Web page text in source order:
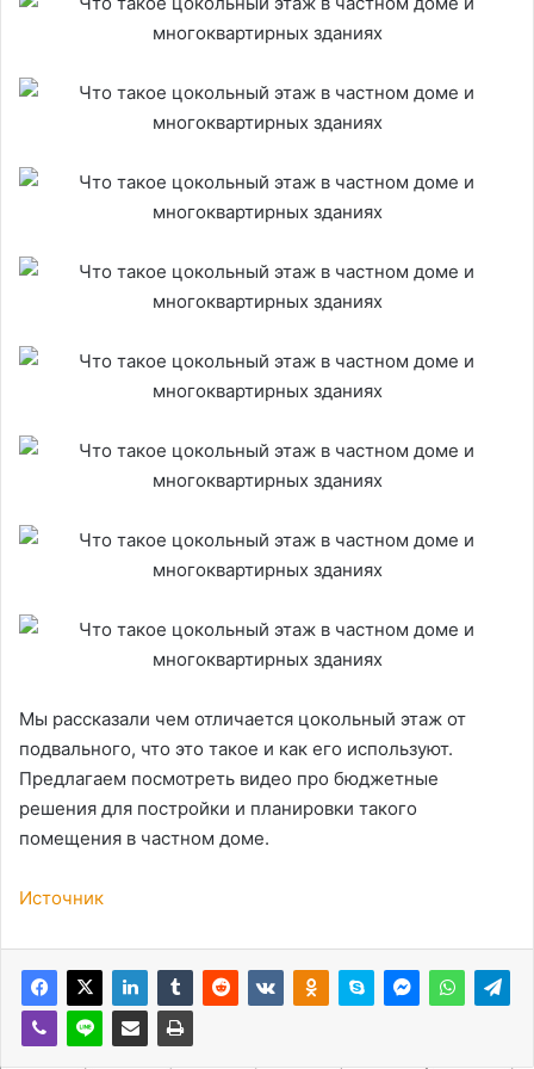
Мы рассказали чем отличается цокольный этаж от
подвального, что это такое и как его используют.
Предлагаем посмотреть видео про бюджетные
решения для постройки и планировки такого
помещения в частном доме.
Источник